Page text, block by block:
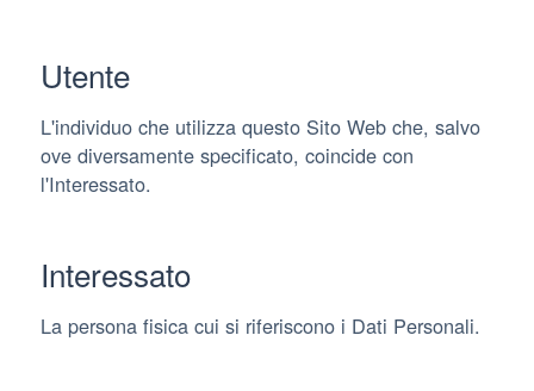
Utente
L'individuo che utilizza questo Sito Web che, salvo
ove diversamente specificato, coincide con
l'Interessato.
Interessato
La persona fisica cui si riferiscono i Dati Personali.